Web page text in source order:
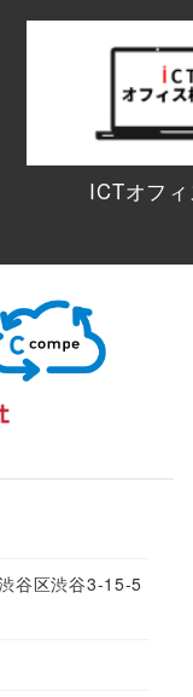
ICTオフ
谷区渋谷3-15-5